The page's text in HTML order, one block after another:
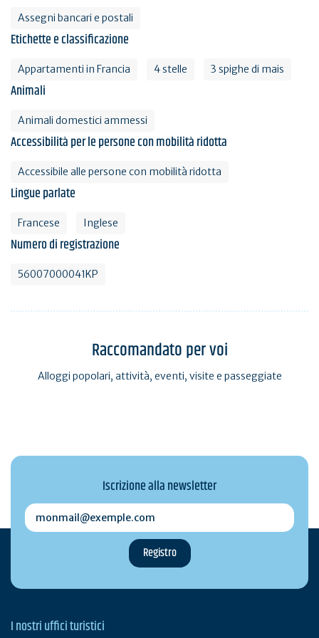
Assegni bancari e postali
Etichette e classificazione
Appartamenti in Francia 4 stelle 3 spighe di mais
Animali
Animali domestici ammessi
Accessibilità per le persone con mobilità ridotta
Accessibile alle persone con mobilità ridotta
Lingue parlate
Francese Inglese
Numero di registrazione
56007000041KP
Raccomandato per voi
Alloggi popolari, attività, eventi, visite e passeggiate
Iscrizione alla newsletter
monmail@exemple.com
I nostri uffici turistici